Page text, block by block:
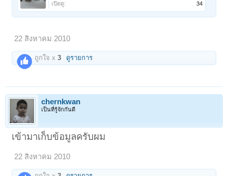
เปิดดู:
34
22 สิงหาคม 2010
ถูกใจ x3 ดูรายการ
chernkwan
เป็นที่รู้จักกันดี
เข้ามาเก็บข้อมูลครับผม
22 สิงหาคม 2010